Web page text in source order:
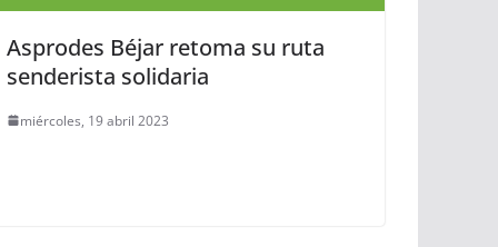
Asprodes Béjar retoma su ruta
senderista solidaria
miércoles, 19 abril 2023